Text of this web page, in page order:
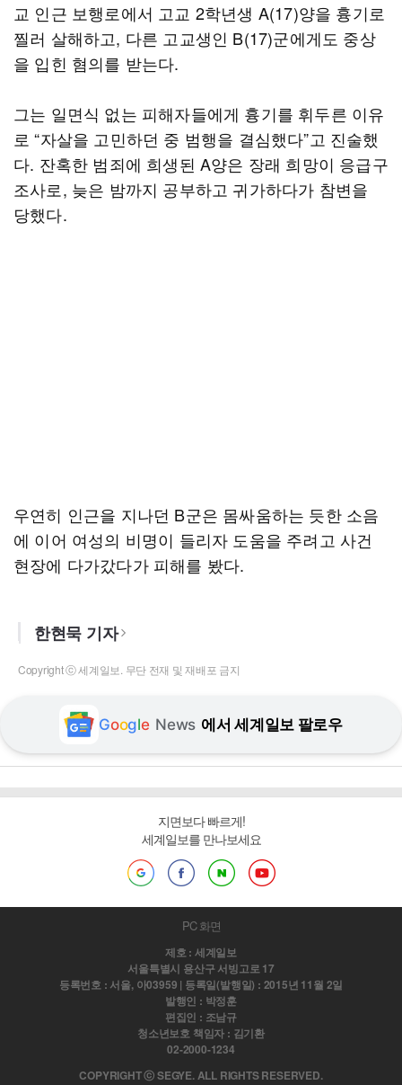
교 인근 보행로에서 고교 2학년생 A(17)양을 흉기로
찔러 살해하고, 다른 고교생인 B(17)군에게도 중상
을 입힌 혐의를 받는다.
그는 일면식 없는 피해자들에게 흉기를 휘두른 이유
로 “자살을 고민하던 중 범행을 결심했다”고 진술했
다. 잔혹한 범죄에 희생된 A양은 장래 희망이 응급구
조사로, 늦은 밤까지 공부하고 귀가하다가 참변을
당했다.
우연히 인근을 지나던 B군은 몸싸움하는 듯한 소음
에 이어 여성의 비명이 들리자 도움을 주려고 사건
현장에 다가갔다가 피해를 봤다.
한현묵 기자
Copyright ⓒ 세계일보. 무단 전재 및 재배포 금지
Google News 에서 세계일보 팔로우
지면보다 빠르게!
세계일보를 만나보세요
PC 화면
제호 : 세계일보
서울특별시 용산구 서빙고로 17
등록번호 : 서울, 아03959 | 등록일(발행일) : 2015년 11월 2일
발행인 : 박정훈
편집인 : 조남규
청소년보호 책임자 : 김기환
02-2000-1234
COPYRIGHT ⓒ SEGYE. ALL RIGHTS RESERVED.